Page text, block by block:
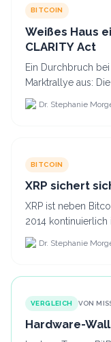
BITCOIN
Weißes Haus
CLARITY Act
Ein Durchbruch
Marktrallye aus:
am 21.
Dr. Stephanie
BITCOIN
XRP sichert
XRP ist neben
2014 kontinuierlich
verblieb.
Dr. Stephanie
VERGLEICH VON
Hardware-